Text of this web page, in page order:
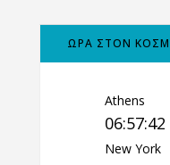
ΩΡΑ ΣΤΟΝ
Athens
06:57:43
New York